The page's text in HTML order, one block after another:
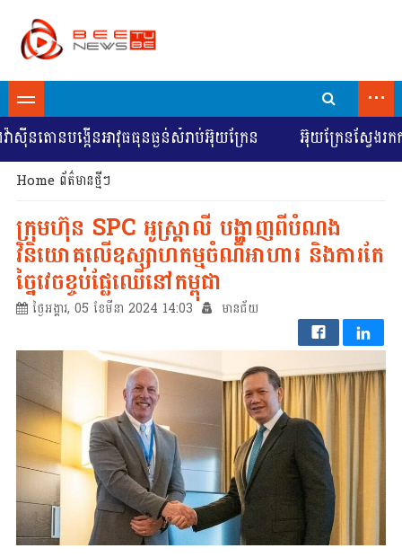
...
ោនបង្កើនអាវុធធុនធ្ងន់សំរាប់អ៊ុយក្រែន អ៊ុយក្រែនស្វែងរកក
Home ព័ត៌មានថ្មីៗ
​ក្រុមហ៊ុន SPC អូស្ត្រាលី បង្ហាញពីបំណង
វិនិយោគ​លើ​ឧស្សាហកម្មចំណីអាហារ និង​ការ​កែ​
ច្នៃ​វេច​ខ្ចប់ផ្លែឈើ​​នៅ​​កម្ពុជា
ថ្ងៃអង្គារ, 05 ខែមីនា 2024 14:03 មានជ័យ